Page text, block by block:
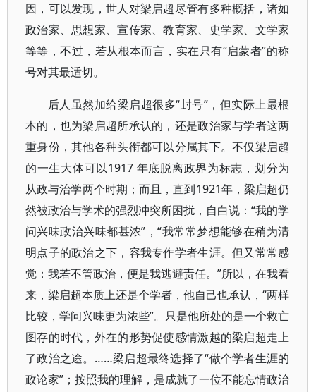
因，可以发现，世人对梁启超尽管有多种概括，诸如
政治家、思想家、宣传家、教育家、史学家、文学家
等等，不过，若从根本而言，实在只有“启蒙者”的称
号对其最适切。
后人虽然加给梁启超很多“封号”，但实际上最根
本的，也为梁启超所承认的，还是政治家与学者这两
重身份，其他各种头衔都可以分属其下。不仅梁启超
的一生大体可以1917 年底脱离政界为标志，划分为
从政与治学两个时期；而且，直到1921年，梁启超仍
然被政治与学术的强烈冲突所困扰，自白说：“我的学
问兴味政治兴味都甚浓”，“我常常梦想能够在稍为清
明点子的政治之下，容我专作学者生涯。但又常常感
觉：我若不管政治，便是我逃避责任。”所以，在我看
来，梁启超本质上还是个学者，他自己也承认，“两样
比较，学问兴味更为浓些”。只是他所处的是一个救亡
图存的时代，外在的形势促使感情激越的梁启超走上
了政治之途。……梁启超最终选择了“做个学者生涯的
政论家”；按照我的理解，是成就了一位不能忘情政治